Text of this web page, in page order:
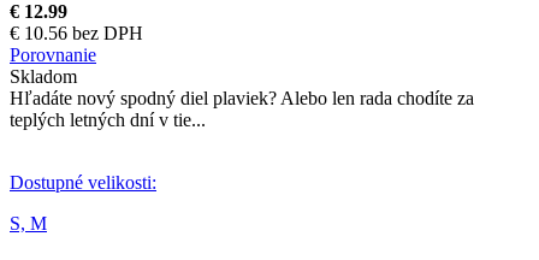
€ 12.99
€ 10.56 bez DPH
Porovnanie
Skladom
Hľadáte nový spodný diel plaviek? Alebo len rada chodíte za
teplých letných dní v tie...
Dostupné velikosti:
S, M